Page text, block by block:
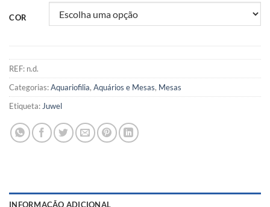
COR
REF: n.d.
Categorias:Aquariofilia, Aquários e Mesas, Mesas
Etiqueta: Juwel
INFORMAÇÃO ADICIONAL